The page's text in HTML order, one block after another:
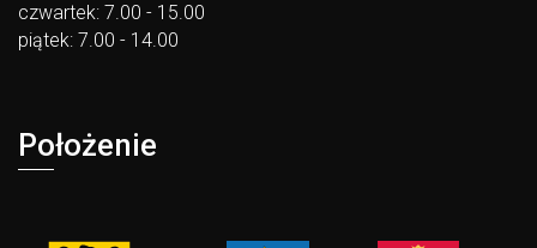
czwartek: 7.00 - 15.00
piątek: 7.00 - 14.00
Położenie